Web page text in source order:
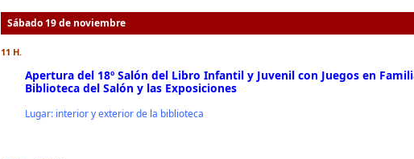
Sábado 19 de noviembre
11 H.
Apertura del 18º Salón del Libro Infantil y Juvenil con Juegos en
Biblioteca del Salón y las Exposiciones
Lugar: interior y exterior de la biblioteca